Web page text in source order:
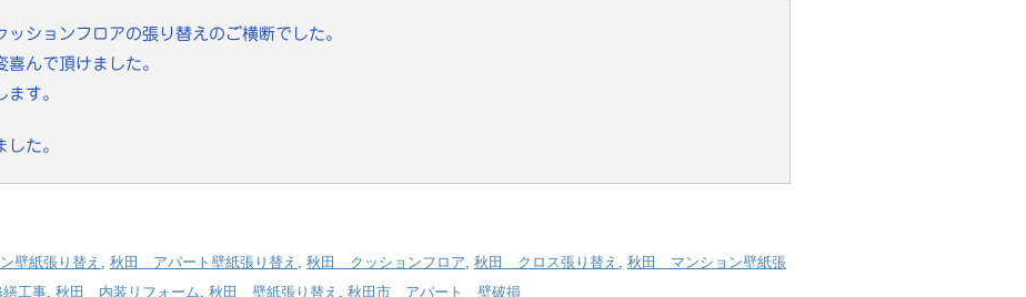
ションフロアの張り替えのご横断でした。
んで頂けました。
す。
た。
壁紙張り替え , 秋田 アパート壁紙張り替え , 秋田 クッションフロア, 秋田 クロス張り替え , 秋田 マンション壁紙張
工事, 秋田 内装リフォーム, 秋田 壁紙張り替え , 秋田市 アパート 壁破損